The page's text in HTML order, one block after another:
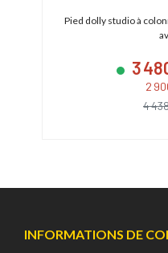
Pied dolly studio à
3
2
4
INFORMATIONS DE